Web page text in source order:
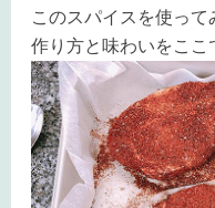
このスパイスを使っ
作り方と味わいをここ